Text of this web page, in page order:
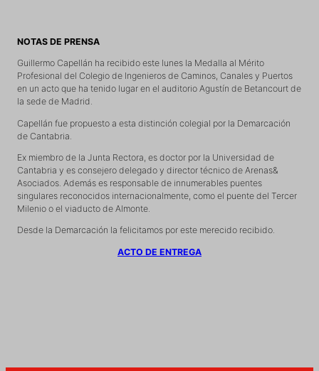
NOTAS DE PRENSA
Guillermo Capellán ha recibido este lunes la Medalla al Mérito
Profesional del Colegio de Ingenieros de Caminos, Canales y Puertos
en un acto que ha tenido lugar en el auditorio Agustín de Betancourt de
la sede de Madrid.
Capellán fue propuesto a esta distinción colegial por la Demarcación
de Cantabria.
Ex miembro de la Junta Rectora, es doctor por la Universidad de
Cantabria y es consejero delegado y director técnico de Arenas&
Asociados. Además es responsable de innumerables puentes
singulares reconocidos internacionalmente, como el puente del Tercer
Milenio o el viaducto de Almonte.
Desde la Demarcación la felicitamos por este merecido recibido.
ACTO DE ENTREGA